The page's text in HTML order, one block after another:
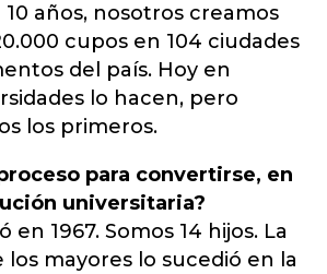
10 años, nosotros creamos
cupos en 104 ciudades
del país. Hoy en
lo hacen, pero
los primeros.
para convertirse, en
universitaria?
en 1967. Somos 14 hijos. La
mayores lo sucedió en la